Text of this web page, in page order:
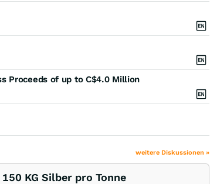
Proceeds of up to C$4.0 Million
weitere Diskussionen »
KG Silber pro Tonne